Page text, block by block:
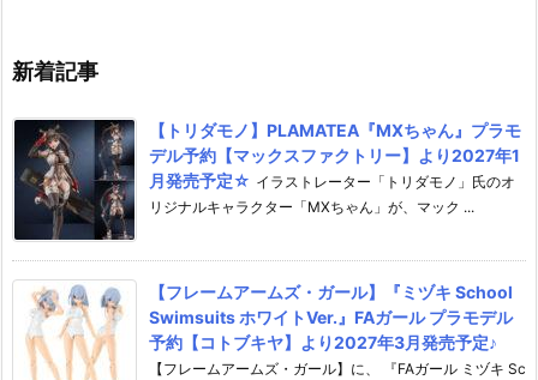
新着記事
【トリダモノ】PLAMATEA『MXちゃん』プラモ
デル予約【マックスファクトリー】より2027年1
月発売予定☆ イラストレーター「トリダモノ」氏のオ
リジナルキャラクター「MXちゃん」が、マック ...
【フレームアームズ・ガール】『ミヅキ School
Swimsuits ホワイトVer.』FAガール プラモデル
予約【コトブキヤ】より2027年3月発売予定♪
【フレームアームズ・ガール】に、 『FAガール ミヅキ Sc